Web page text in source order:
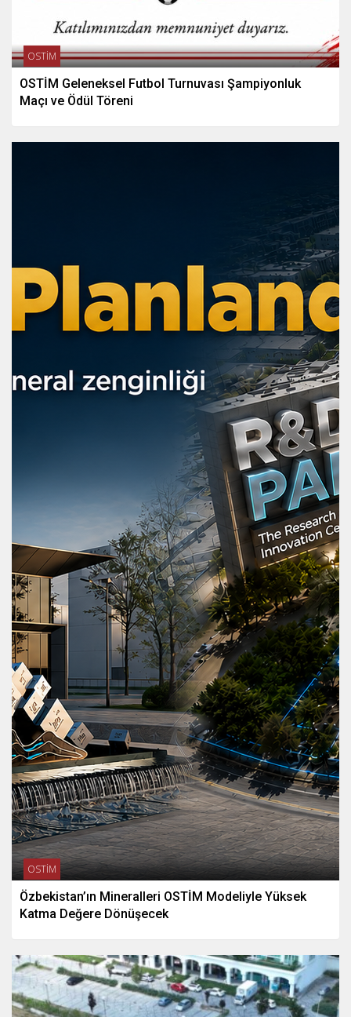
OSTİM
OSTİM Geleneksel Futbol Turnuvası Şampiyonluk
Maçı ve Ödül Töreni
OSTİM
Özbekistan’ın Mineralleri OSTİM Modeliyle Yüksek
Katma Değere Dönüşecek